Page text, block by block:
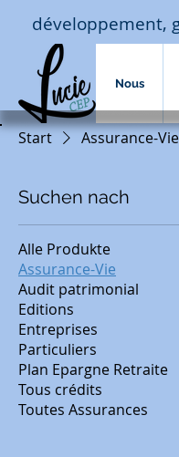
développement,
Nous
Start Assurance-Vie
Suchen nach
Alle Produkte
Assurance-Vie
Audit patrimonial
Editions
Entreprises
Particuliers
Plan Epargne Retraite
Tous crédits
Toutes Assurances